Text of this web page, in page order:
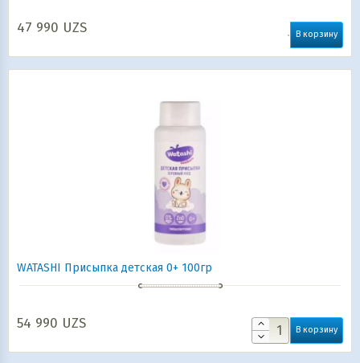
47 990 UZS В корзину
WATASHI Присыпка детская 0+ 100гр
54 990 UZS В корзину